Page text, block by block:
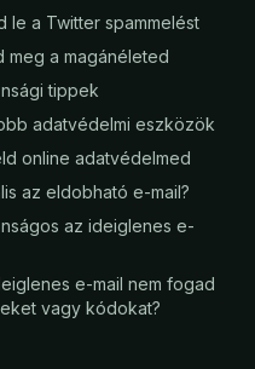
le a Twitter spammelést
meg a magánéleted
tippek
adatvédelmi eszközök
online adatvédelmed
az eldobható e-mail?
az ideiglenes e-
e-mail nem fogad
vagy kódokat?